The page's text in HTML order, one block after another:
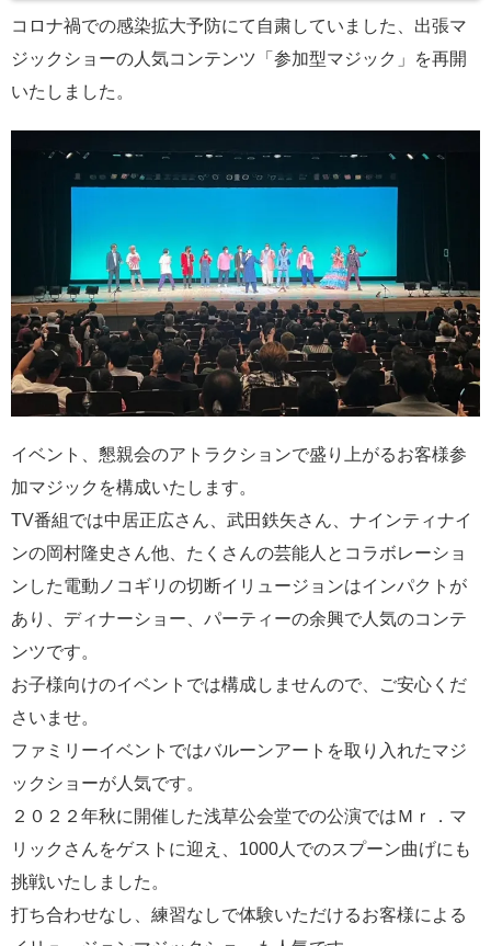
コロナ禍での感染拡大予防にて自粛していました、出張マ
ジックショーの人気コンテンツ「参加型マジック」を再開
いたしました。
イベント、懇親会のアトラクションで盛り上がるお客様参
加マジックを構成いたします。
TV番組では中居正広さん、武田鉄矢さん、ナインティナイ
ンの岡村隆史さん他、たくさんの芸能人とコラボレーショ
ンした電動ノコギリの切断イリュージョンはインパクトが
あり、ディナーショー、パーティーの余興で人気のコンテ
ンツです。
お子様向けのイベントでは構成しませんので、ご安心くだ
さいませ。
ファミリーイベントではバルーンアートを取り入れたマジ
ックショーが人気です。
２０２２年秋に開催した浅草公会堂での公演ではＭｒ．マ
リックさんをゲストに迎え、1000人でのスプーン曲げにも
挑戦いたしました。
打ち合わせなし、練習なしで体験いただけるお客様による